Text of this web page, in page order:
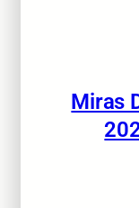
Miras